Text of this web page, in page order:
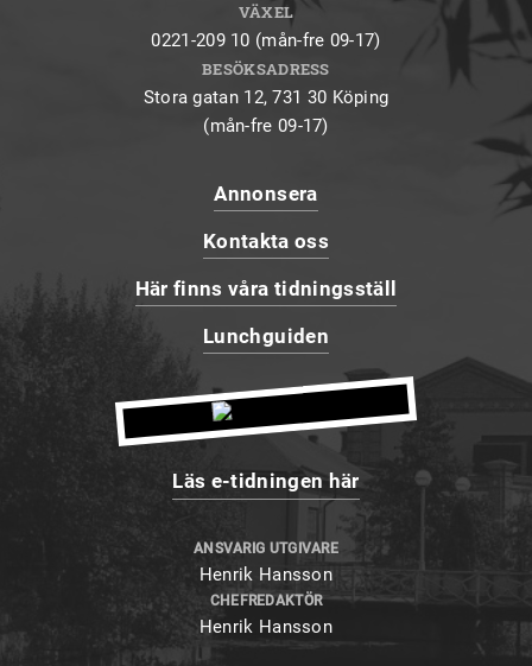
VÄXEL
0221-209 10 (mån-fre 09-17)
BESÖKSADRESS
Stora gatan 12, 731 30 Köping
(mån-fre 09-17)
Annonsera
Kontakta oss
Här finns våra tidningsställ
Lunchguiden
Läs e-tidningen här
ANSVARIG UTGIVARE
Henrik Hansson
CHEFREDAKTÖR
Henrik Hansson